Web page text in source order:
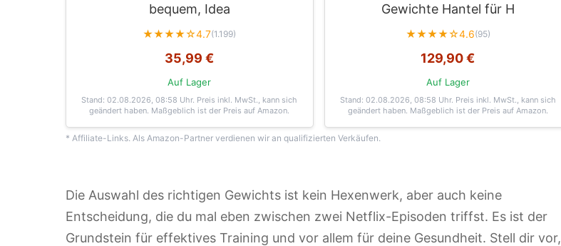
bequem, Idea
★★★★☆4.7(1.199)
35,99 €
Auf Lager
Stand: 02.08.2026, 08:58 Uhr. Preis inkl. MwSt., kann sich
geändert haben. Maßgeblich ist der Preis auf Amazon.
Gewichte Hantel für H
★★★★☆4.6(95)
129,90 €
Auf Lager
Stand: 02.08.2026, 08:58 Uhr. Preis inkl. MwSt., kann sich
geändert haben. Maßgeblich ist der Preis auf Amazon.
* Affiliate-Links. Als Amazon-Partner verdienen wir an qualifizierten Verkäufen.
Die Auswahl des richtigen Gewichts ist kein Hexenwerk, aber auch keine
Entscheidung, die du mal eben zwischen zwei Netflix-Episoden triffst. Es ist der
Grundstein für effektives Training und vor allem für deine Gesundheit. Stell dir vor,